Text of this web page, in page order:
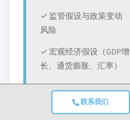
联系我们
✓ 监管假设与政策变动
风险
✓ 宏观经济假设（GDP增
长、通货膨胀、汇率）